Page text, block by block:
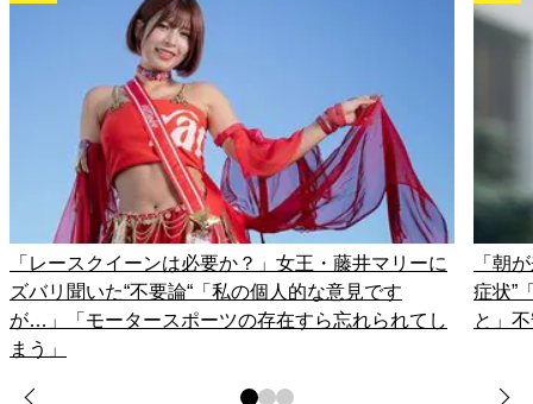
「レースクイーンは必要か？」女王・藤井マリーに
ズバリ聞いた“不要論“「私の個人的な意見です
が…」「モータースポーツの存在すら忘れられてし
まう」
「朝
症状”
と」